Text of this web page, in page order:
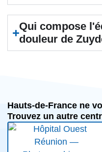
Qui compose
douleur de
Hauts-de-France ne
Trouvez un autre